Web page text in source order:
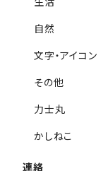
自然
文字・アイコン
その他
力士丸
かしねこ
連絡